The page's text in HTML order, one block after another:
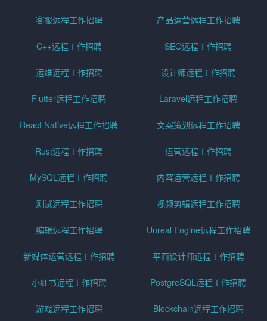
客服远程工作招聘 产品运营远程工作招聘
C++远程工作招聘 SEO远程工作招聘
运维远程工作招聘 设计师远程工作招聘
Flutter远程工作招聘 Laravel远程工作招聘
React Native远程工作招聘 文案策划远程工作招聘
Rust远程工作招聘 运营远程工作招聘
MySQL远程工作招聘 内容运营远程工作招聘
测试远程工作招聘 视频剪辑远程工作招聘
编辑远程工作招聘 Unreal Engine远程工作招聘
新媒体运营远程工作招聘 平面设计师远程工作招聘
小红书远程工作招聘 PostgreSQL远程工作招聘
游戏远程工作招聘 Blockchain远程工作招聘